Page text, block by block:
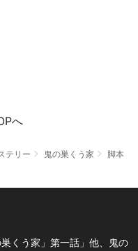
へ
テリー 鬼の巣くう家
脚本
くう家」第一話」他、鬼の